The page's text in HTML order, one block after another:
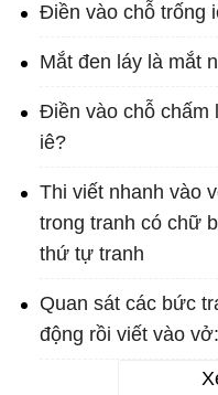
Điền vào chỗ trống
Mắt đen láy là mắt
Điền vào chỗ chấm
iê?
Thi viết nhanh vào
trong tranh có chữ
thứ tự tranh
Quan sát các bức
động rồi viết vào vở: